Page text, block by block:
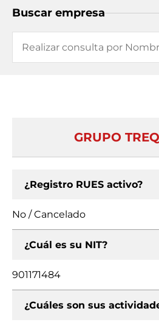
Buscar empresa
GRUPO
¿Registro RUES activo?
No / Cancelado
¿Cuál es su NIT?
901171484
¿Cuáles son sus